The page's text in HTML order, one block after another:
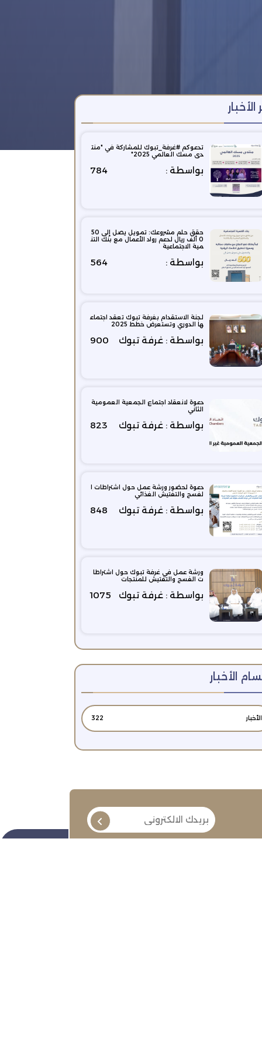
الأخبار
تدعوكم ⁧‫#غرفة_تبوك‬⁩ للمشاركة ‏في "منت
دى مسك العالمي 2025"
بواسطة : 784
حقق حلم مشروعك: تمويل يصل إلى 50
0 ألف ريال لدعم رواد الأعمال مع بنك التن
مية الاجتماعية
بواسطة : 564
لجنة الاستقدام بغرفة تبوك تعقد اجتماع
ها الدوري وتستعرض خطط 2025
بواسطة : غرفة تبوك 900
دعوة لانعقاد اجتماع الجمعية العمومية
الثاني
بواسطة : غرفة تبوك 823
دعوة لحضور ورشة عمل حول اشتراطات ا
لفسح والتفتيش الغذائي
بواسطة : غرفة تبوك 848
ورشة عمل في غرفة تبوك حول اشتراطا
ت الفسح والتفتيش للمنتجات
بواسطة : غرفة تبوك 1075
الأخبار
الأخبار 322